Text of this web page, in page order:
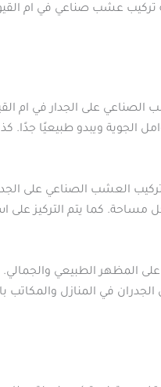
تركيب عشب صناعي في ام
على الجدار في ام
الجوية ويبدو طبيعيًا
العشب الصناعي على
مساحة. كما يتم التركيز
المظهر الطبيعي
الجدران في المنازل